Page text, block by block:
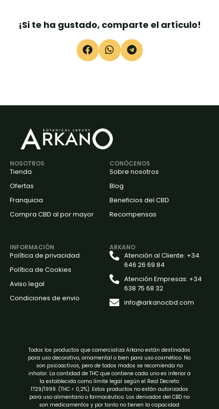
¡Si te ha gustado, comparte el artículo!
NOSOTROS
Tienda
Ofertas
Franquicia
Compra CBD al por mayor
CONÓCENOS
Sobre nosotros
Blog
Beneficios del CBD
Recompensas
INFORMACIÓN
Política de privacidad
Política de Cookies
Aviso legal
Condiciones de envio
ARKANO
Atención al Cliente: +34
646 26 69 84
Atención Empresas: +34
638 75 68 32
info@arkanocbd.com
Todos los productos que comercializa Arkano están destinados
para uso decorativo, ornamental o bien para uso cosmético. No
son psicoactivos, pero de todos modos se recomienda no
inhalar. La cantidad de THC que contiene cada uno es inferior a
la establecida como límite legal según el Real Decreto
1729/1999. (THC < 0,2%). Estos productos no están autorizados
para uso alimentario o farmacéutico. Los derivados del CBD no
son medicamentos y por tanto no tienen la capacidad